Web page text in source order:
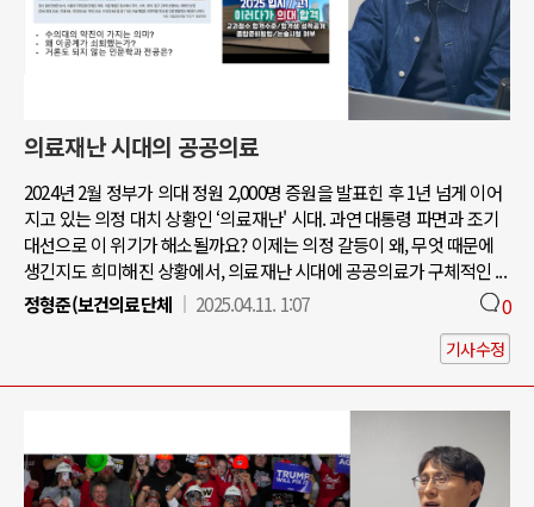
의료재난 시대의 공공의료
2024년 2월 정부가 의대 정원 2,000명 증원을 발표힌 후 1년 넘게 이어
지고 있는 의정 대치 상황인 ‘의료재난' 시대. 과연 대통령 파면과 조기
대선으로 이 위기가 해소될까요? 이제는 의정 갈등이 왜, 무엇 때문에
생긴지도 희미해진 상황에서, 의료재난 시대에 공공의료가 구체적인 ...
정형준(보건의료단체
2025.04.11. 1:07 0
기사수정